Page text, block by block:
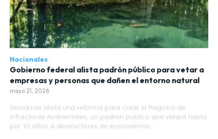
Nacionales
Gobierno federal alista padrón público para vetar a
empresas y personas que dañen el entorno natural
mayo 21, 2026
Semarnat alista una reforma para crear el Registro de
Infractores Ambientales, un padrón público que vetará hasta
por 10 años a destructores de ecosistemas.